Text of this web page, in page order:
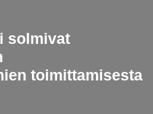
solmivat
toimittamisesta